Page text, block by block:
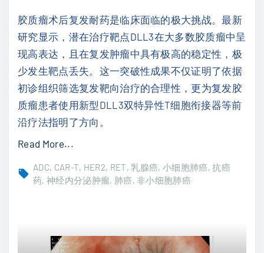
策
略
"
坦
福
研
究
揭
示
厨
房
与
氮
胶质瘤术后复发耐药是临床面临的极大挑战。最新
研究显示，潜在治疗靶点DLL3在大多数胶质瘤中呈
现高表达，且在复发肿瘤中具有极高的稳定性，极
少发生靶点丢失。这一突破性成果不仅证明了依据
初诊组织筛选复发靶向治疗的合理性，更为复发胶
质瘤患者使用新型DLL3双特异性T细胞衔接器等前
沿疗法指明了方向。
Read More..."
质
后
ADC CAR-T HER2 RET 乳腺癌 小细胞肺癌 抗癌
药 神经内分泌肿瘤 肺癌 非小细胞肺癌